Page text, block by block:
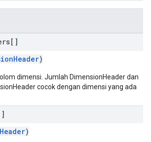
)
dimensi. Jumlah DimensionHeader dan
cocok dengan dimensi yang ada
)